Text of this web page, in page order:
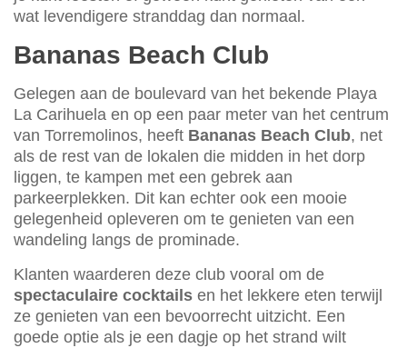
wat levendigere stranddag dan normaal.
Bananas Beach Club
Gelegen aan de boulevard van het bekende Playa
La Carihuela en op een paar meter van het centrum
van Torremolinos, heeft Bananas Beach Club, net
als de rest van de lokalen die midden in het dorp
liggen, te kampen met een gebrek aan
parkeerplekken. Dit kan echter ook een mooie
gelegenheid opleveren om te genieten van een
wandeling langs de prominade.
Klanten waarderen deze club vooral om de
spectaculaire cocktails en het lekkere eten terwijl
ze genieten van een bevoorrecht uitzicht. Een
goede optie als je een dagje op het strand wilt